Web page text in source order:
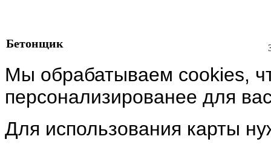
Бетонщик
Мы обрабатываем cookies,
персонализированее для
Для использования карты